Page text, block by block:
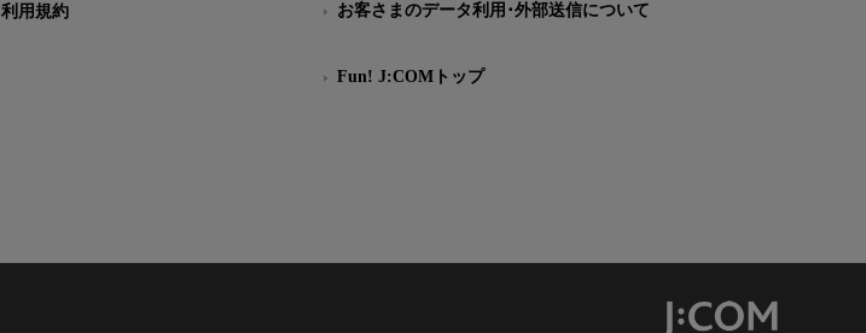
利用規約
お客さまのデータ利用･外部送信について
Fun! J:COMトップ